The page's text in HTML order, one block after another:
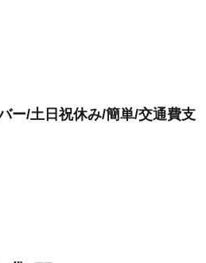
ー/土日祝休み/簡単/交通費支